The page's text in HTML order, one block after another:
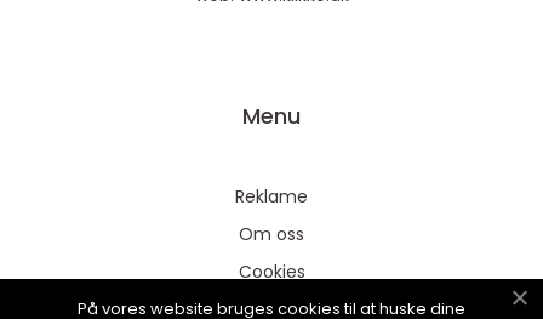
Menu
Reklame
Om oss
Cookies
Kontakt Oss
På vores website bruges cookies til at huske dine